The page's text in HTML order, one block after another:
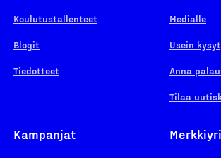
Koulutustallenteet
Blogit
Tiedotteet
Medialle
Usein
Anna
Tilaa
Kampanjat